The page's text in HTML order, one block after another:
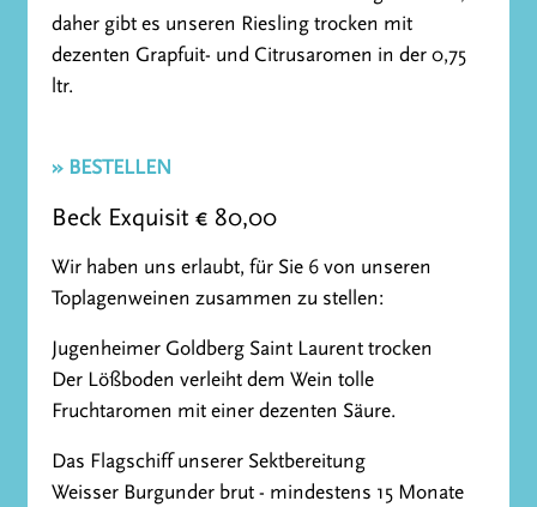
daher gibt es unseren Riesling trocken mit
dezenten Grapfuit- und Citrusaromen in der 0,75
ltr.
» BESTELLEN
Beck Exquisit € 80,00
Wir haben uns erlaubt, für Sie 6 von unseren
Toplagenweinen zusammen zu stellen:
Jugenheimer Goldberg Saint Laurent trocken
Der Lößboden verleiht dem Wein tolle
Fruchtaromen mit einer dezenten Säure.
Das Flagschiff unserer Sektbereitung
Weisser Burgunder brut - mindestens 15 Monate